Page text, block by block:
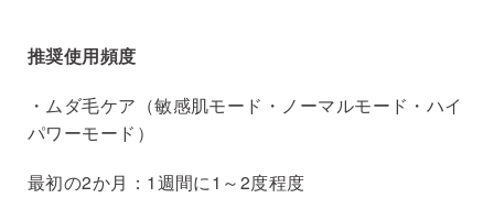
推奨使用頻度
・ムダ毛ケア（敏感肌モード・ノーマルモード・ハイ
パワーモード）
最初の2か月：1週間に1～2度程度